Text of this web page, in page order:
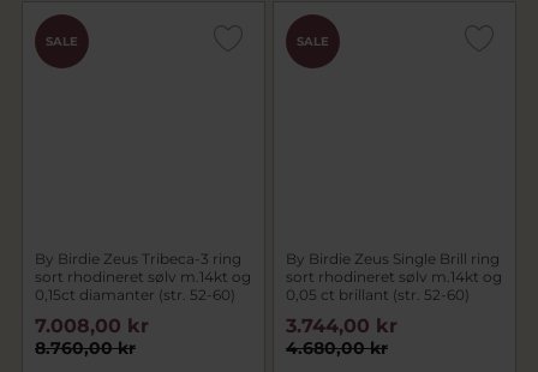
SALE
By Birdie Zeus Tribeca-3 ring
sort rhodineret sølv m.14kt og
0,15ct diamanter (str. 52-60)
8.760,00 kr
7.008,00 kr
SALE
By Birdie Zeus Single Brill ring
sort rhodineret sølv m.14kt og
0,05 ct brillant (str. 52-60)
4.680,00 kr
3.744,00 kr